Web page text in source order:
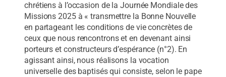
chrétiens à l’occasion de la Journée Mondiale des
Missions 2025 à « transmettre la Bonne Nouvelle
en partageant les conditions de vie concrètes de
ceux que nous rencontrons et en devenant ainsi
porteurs et constructeurs d’espérance (n°2). En
agissant ainsi, nous réalisons la vocation
universelle des baptisés qui consiste, selon le pape